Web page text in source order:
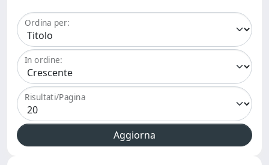
Ordina per:
In ordine:
Risultati/Pagina